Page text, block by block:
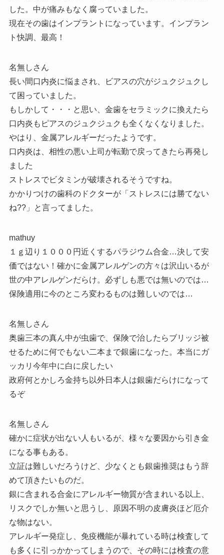
した。中が痛みもなく腐っていました。
現在その歯はインプラントになっています。インプラン
ト快調、最高！
名無しさん
長い間口内炎に悩まされ、ビアスの穴がジュクジュクし
て困っていました。
もしかして・・・と思い、金歯をセラミックに換えたら
口内炎もピアスのジュクジュクも全くなくなりました。
やはり、金属アレルギーだったようです。
口内炎は、相性の悪い上司が転勤で戻ってきたら再発し
ました
ストレスでビタミンが破壊されるそうですね。
かかりつけの歯科のドクターが「ストレスには勝てない
ね??」と言ってました。
mathuy
１ｇ辺り１０００円近くするパラジウム合金…決して安
価ではない！確かに金属アレルゲンの方々は沢山いるが
世の中アレルゲンだらけ。必ずしも悪では無いのでは…
保険適用に今のところ変わるものは難しいのでは…
名無しさん
奥歯三本の真ん中が虫歯で、保険で治したらブリッジ被
せるために何でもない二本まで銀歯になった。本当にガ
ッカリ今年中に白に戻したい
政府何とかしろ金持ち以外日本人は銀歯だらけになって
るぞ
名無しさん
確かに症状が出ない人もいるが、様々な要因から引き金
になる事もある。
立証は難しいだろうけど、少なくとも銀歯推奨はもう辞
めて頂きたいものだ。
銀に含まれる合金にアレルギー物質が含まれいる以上、
リスクでしか無いと思うし、原因不明の皮膚炎ほど厄介
な物はない。
アレルギー発症し、免疫機能が暴れている時は検査して
も多くに引っかかってしまうので、その時には検査の意